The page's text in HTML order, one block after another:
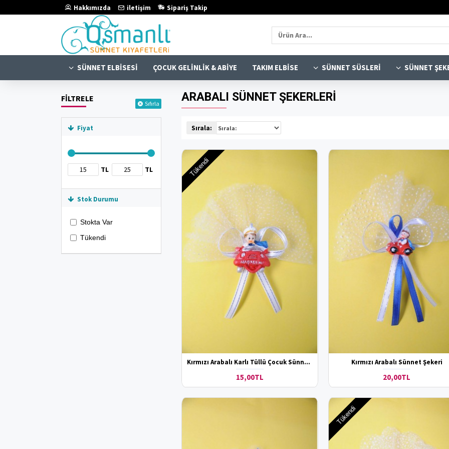
Hakkımızda iletişim Sipariş Takip
SÜNNET ELBISESI ÇOCUK GELINLIK & ABIYE TAKIM ELBISE SÜNNET SÜSLERI SÜNNET
FİLTRELE
Sıfırla
Fiyat
TL TL
Stok Durumu
Stokta Var
Tükendi
ARABALI SÜNNET ŞEKERLERI
Sırala:
Tükendi
Kırmızı Arabalı Karlı Tüllü Çocuk Sünnet Şekeri
15,00TL
Kırmızı Arabalı Sünnet Şekeri
20,00TL
Tükendi